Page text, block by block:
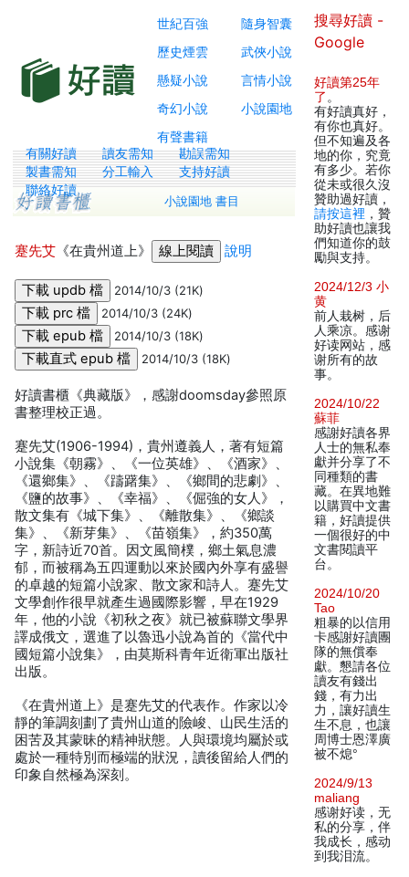
世紀百強
隨身智囊
歷史煙雲
武俠小說
懸疑小說
言情小說
奇幻小說
小說園地
有聲書籍
有關好讀 讀友需知
勘誤需知
製書需知
分工輸入
支持好讀
聯絡好讀
小說園地 書目
蹇先艾 《在貴州道上》 說明
2014/10/3 (21K)
2014/10/3 (24K)
2014/10/3 (18K)
2014/10/3 (18K)
好讀書櫃《典藏版》，感謝doomsday參照原
書整理校正過。
蹇先艾(1906-1994)，貴州遵義人，著有短篇
小說集《朝霧》、《一位英雄》、《酒家》、
《還鄉集》、《躊躇集》、《鄉間的悲劇》、
《鹽的故事》、《幸福》、《倔強的女人》，
散文集有《城下集》、《離散集》、《鄉談
集》、《新芽集》、《苗嶺集》，約350萬
字，新詩近70首。因文風簡樸，鄉土氣息濃
郁，而被稱為五四運動以來於國內外享有盛譽
的卓越的短篇小說家、散文家和詩人。蹇先艾
文學創作很早就產生過國際影響，早在1929
年，他的小說《初秋之夜》就已被蘇聯文學界
譯成俄文，選進了以魯迅小說為首的《當代中
國短篇小說集》，由莫斯科青年近衛軍出版社
出版。
《在貴州道上》是蹇先艾的代表作。作家以冷
靜的筆調刻劃了貴州山道的險峻、山民生活的
困苦及其蒙昧的精神狀態。人與環境均屬於或
處於一種特別而極端的狀況，讀後留給人們的
印象自然極為深刻。
搜尋好讀 -
Google
好讀第25年
了 。
有好讀真好，
有你也真好。
但不知遍及各
地的你，究竟
有多少。若你
從未或很久沒
贊助過好讀，
請按這裡 ，贊
助好讀也讓我
們知道你的鼓
勵與支持。
2024/12/3 小
黄
前人栽树，后
人乘凉。感谢
好读网站，感
谢所有的故
事。
2024/10/22
蘇菲
感謝好讀各界
人士的無私奉
獻并分享了不
同種類的書
藏。在異地難
以購買中文書
籍，好讀提供
一個很好的中
文書閱讀平
台。
2024/10/20
Tao
粗暴的以信用
卡感謝好讀團
隊的無償奉
獻。懇請各位
讀友有錢出
錢，有力出
力，讓好讀生
生不息，也讓
周博士恩澤廣
被不熄°
2024/9/13
maliang
感谢好读，无
私的分享，伴
我成长，感动
到我泪流。